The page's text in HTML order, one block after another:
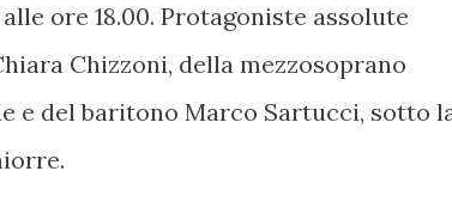
ore 18.00. Protagoniste assolute
Chizzoni, della mezzosoprano
e del baritono Marco Sartucci, sotto